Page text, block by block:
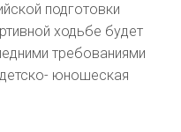
подготовки
ходьбе будет
требованиями
детско- юношеская